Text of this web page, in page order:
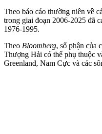
Theo báo cáo thường niên về
trong giai đoạn 2006-2025 đã
1976-1995.
Theo Bloomberg, số phận của
Thượng Hải có thể phụ thuộc
Greenland, Nam Cực và các